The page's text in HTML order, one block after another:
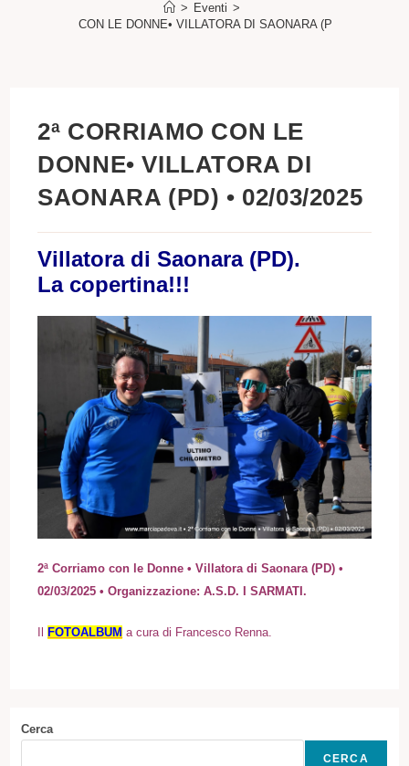
> Eventi >
CORRIAMO CON LE DONNE• VILLATORA DI SAONARA (PD) • 02/03/
2ª CORRIAMO CON LE
DONNE• VILLATORA DI
SAONARA (PD) • 02/03/2025
Villatora di Saonara (PD).
La copertina!!!
2ª Corriamo con le Donne • Villatora di Saonara (PD) •
02/03/2025 • Organizzazione: A.S.D. I SARMATI.
FOTOALBUM a cura di Francesco Renna.
Cerca
CERCA